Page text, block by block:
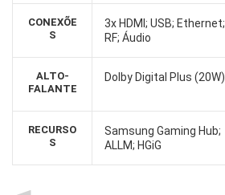
CONEXÕE
S
ALTO-
FALANTE
RECURSO
S
3x HDMI; USB; Ethernet;
RF; Áudio
Dolby Digital Plus (20W)
Samsung Gaming Hub;
ALLM; HGiG